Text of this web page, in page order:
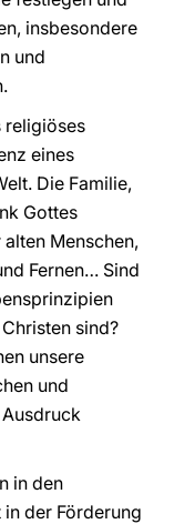
insbesondere
und
religiöses
eines
Die Familie,
Gottes
Menschen,
Fernen… Sind
sind?
unsere
und
in den
der Förderung